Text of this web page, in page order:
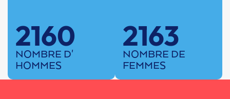
2160
NOMBRE D'
HOMMES
2163
NOMBRE DE
FEMMES